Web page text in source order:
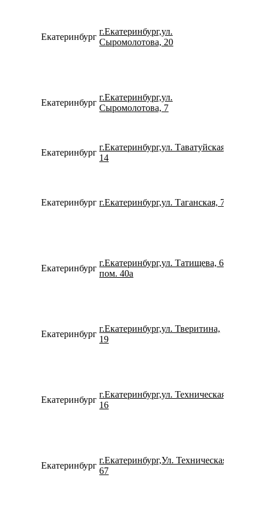
Екатеринбург
г.Екатеринбург,ул.
Сыромолотова, 20
Екатеринбург
г.Екатеринбург,ул.
Сыромолотова, 7
Екатеринбург
г.Екатеринбург,ул. Таватуйская,
14
Екатеринбург г.Екатеринбург,ул. Таганская, 79
Екатеринбург
г.Екатеринбург,ул. Татищева, 60
пом. 40а
Екатеринбург
г.Екатеринбург,ул. Тверитина,
19
Екатеринбург
г.Екатеринбург,ул. Техническая,
16
Екатеринбург
г.Екатеринбург,Ул. Техническая,
67